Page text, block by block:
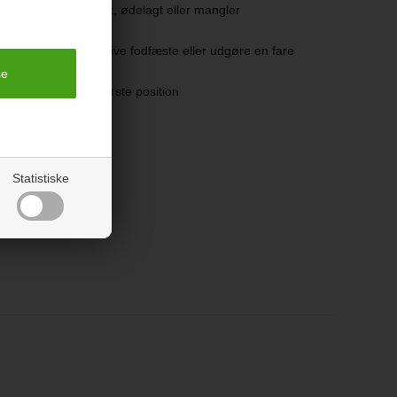
Statistiske
del er beskadiget, ødelagt eller mangler
som kan give fodfæste eller udgøre en fare
i sengen
være i nederste position